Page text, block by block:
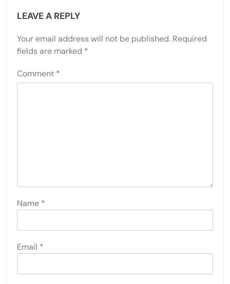
LEAVE A REPLY
Your email address will not be published. Required
fields are marked *
Comment *
Name *
Email *